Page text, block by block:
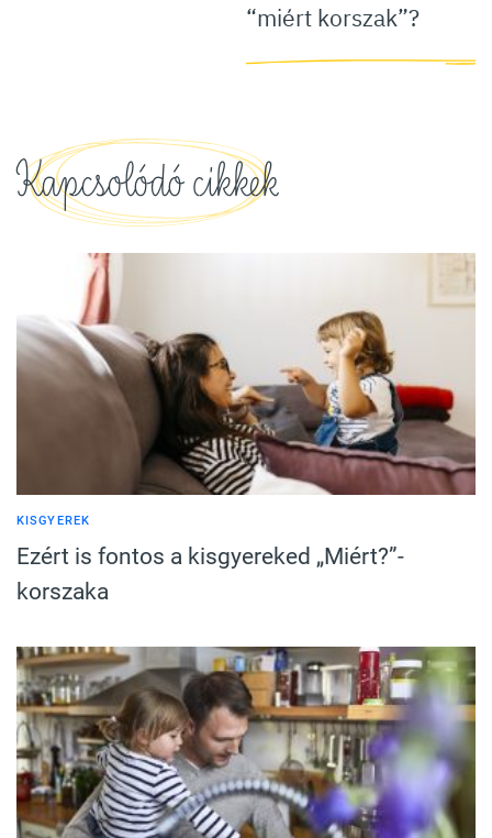
“miért korszak”?
Kapcsolódó cikkek
KISGYEREK
Ezért is fontos a kisgyereked „Miért?”-
korszaka